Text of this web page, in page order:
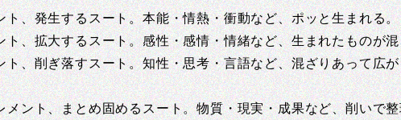
ト、発生するスート。本能・情熱・衝動など、ポッと生まれる。
ト、拡大するスート。感性・感情・情緒など、生まれたものが
ト、削ぎ落すスート。知性・思考・言語など、混ざりあって広
メント、まとめ固めるスート。物質・現実・成果など、削いで